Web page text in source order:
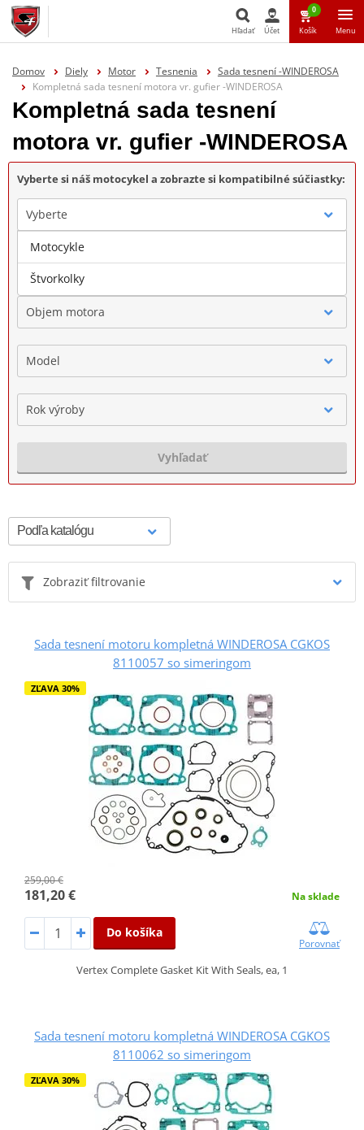
Hľadať
Hľadať Účet
0
Košík Menu
Domov Diely Motor Tesnenia
Sada tesnení -WINDEROSA
Kompletná sada tesnení motora vr. gufier -WINDEROSA
Kompletná sada tesnení
motora vr. gufier -WINDEROSA
Vyberte si náš motocykel a zobrazte si kompatibilné súčiastky:
Vyberte
Značka
Objem motora
Model
Rok výroby
Vyhľadať
Zobraziť filtrovanie
Sada tesnení motoru kompletná WINDEROSA CGKOS
8110057 so simeringom
ZĽAVA 30%
259,00 €
181,20 € Na sklade
Do košíka
Porovnať
Vertex Complete Gasket Kit With Seals, ea, 1
Sada tesnení motoru kompletná WINDEROSA CGKOS
8110062 so simeringom
ZĽAVA 30%
Motocykle
Štvorkolky